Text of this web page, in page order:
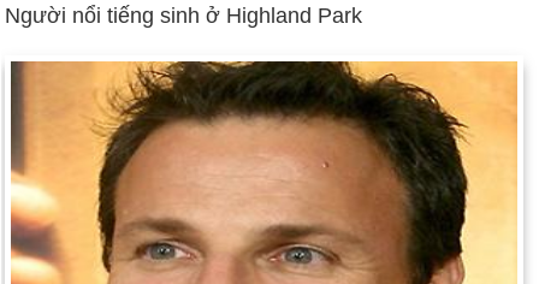
Người nổi tiếng sinh ở Highland Park